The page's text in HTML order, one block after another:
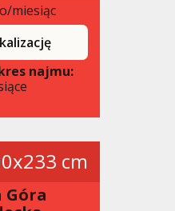
miesiąc
najmu:
cm
Góra